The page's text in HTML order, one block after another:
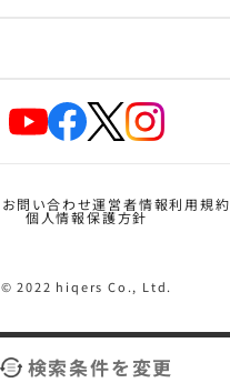
お問い合わせ運営者情報利用規約
個人情報保護方針
© 2022 hiqers Co., Ltd.
検索条件を変更